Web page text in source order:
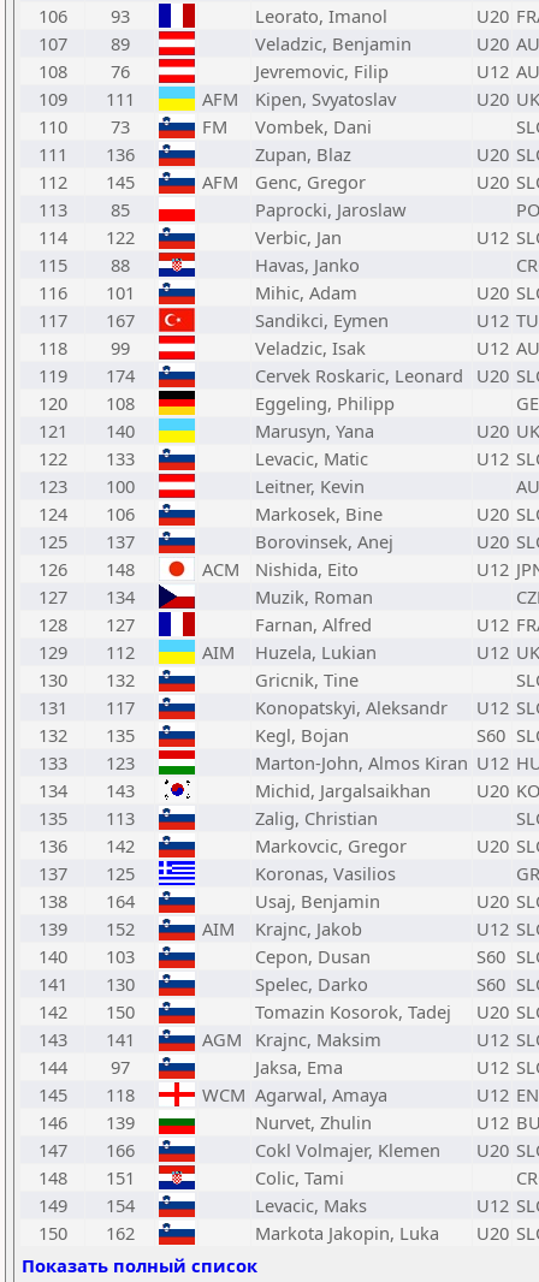
106 93 Leorato, Imanol U20
107
89 Veladzic, Benjamin U20
108
76 Jevremovic, Filip U12
109
111 AFM Kipen, Svyatoslav U20
110
73 FM Vombek, Dani
111
136 Zupan, Blaz U20
112
145 AFM Genc, Gregor U20
113
85 Paprocki, Jaroslaw
114
122 Verbic, Jan U12
115
88 Havas, Janko
116
101 Mihic, Adam U20
117
167 Sandikci, Eymen U12
118
99 Veladzic, Isak U12
119
174 Cervek Roskaric, Leonard U20
120
108 Eggeling, Philipp
121
140 Marusyn, Yana U20
122
133 Levacic, Matic U12
123
100 Leitner, Kevin
124
106 Markosek, Bine U20
125
137 Borovinsek, Anej U20
126
148 ACM Nishida, Eito U12
127
134 Muzik, Roman
128
127 Farnan, Alfred U12
129
112 AIM Huzela, Lukian U12
130
132 Gricnik, Tine
131
117 Konopatskyi, Aleksandr U12
132
135 Kegl, Bojan S60
133
123 Marton-John, Almos Kiran U12
134
143 Michid, Jargalsaikhan U20
135
113 Zalig, Christian
136
142 Markovcic, Gregor U20
137
125 Koronas, Vasilios
138
164 Usaj, Benjamin U20
139
152 AIM Krajnc, Jakob U12
140
103 Cepon, Dusan S60
141
130 Spelec, Darko S60
142
150 Tomazin Kosorok, Tadej U20
143
141 AGM Krajnc, Maksim U12
144
97 Jaksa, Ema U12
145
118 WCM Agarwal, Amaya U12
146
139 Nurvet, Zhulin U12
147
166 Cokl Volmajer, Klemen U20
148
151 Colic, Tami
149
154 Levacic, Maks U12
150
162 Markota Jakopin, Luka U20
Показать полный список